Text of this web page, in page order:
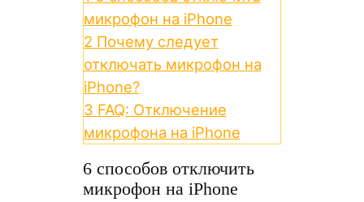
микрофон на iPhone
2 Почему следует
отключать микрофон на
iPhone?
3 FAQ: Отключение
микрофона на iPhone
6 способов отключить
микрофон на iPhone